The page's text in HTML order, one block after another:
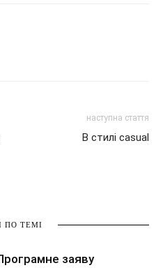
наступна стаття
В стилі casual
ПО ТЕМІ
заяву